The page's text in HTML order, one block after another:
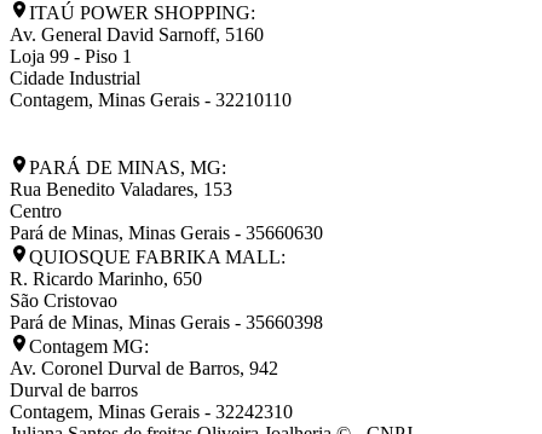
ITAÚ POWER SHOPPING:
Av. General David Sarnoff, 5160
Loja 99 - Piso 1
Cidade Industrial
Contagem, Minas Gerais - 32210110
PARÁ DE MINAS, MG:
Rua Benedito Valadares, 153
Centro
Pará de Minas, Minas Gerais - 35660630
QUIOSQUE FABRIKA MALL:
R. Ricardo Marinho, 650
São Cristovao
Pará de Minas, Minas Gerais - 35660398
Contagem MG:
Av. Coronel Durval de Barros, 942
Durval de barros
Contagem, Minas Gerais - 32242310